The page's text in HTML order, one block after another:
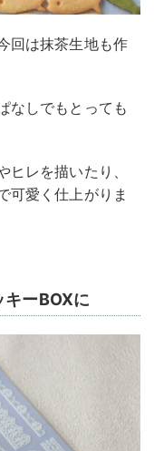
回は抹茶生地も作
なしでもとっても
レを描いたり、
可愛く仕上がりま
キーBOXに